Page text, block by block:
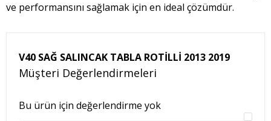
ve performansını sağlamak için en ideal çözümdür.
V40 SAĞ SALINCAK TABLA ROTİLLİ 2013 2019
Müşteri Değerlendirmeleri
Bu ürün için değerlendirme yok